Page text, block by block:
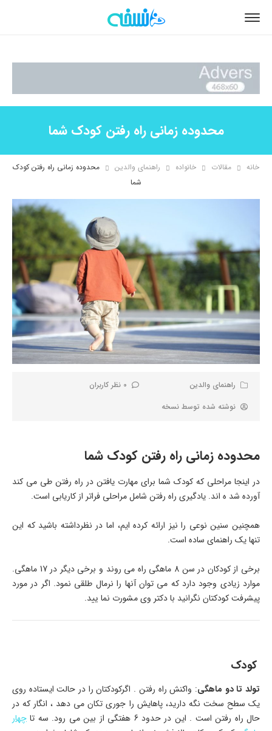
محدوده زمانی راه رفتن کودک شما
خانه مقالات خانواده راهنمای والدین
محدوده زمانی راه رفتن کودک
شما
راهنمای والدین
0 نظر کاربران
نوشته شده توسط نسخه
محدوده زمانی راه رفتن کودک شما
در اینجا مراحلی که کودک شما برای مهارت یافتن در راه رفتن طی می کند
آورده شد ه اند. یادگیری راه رفتن شامل مراحلی فراتر از کاریابی است.
همچنین سنین نوعی را نیز ارائه کرده ایم، اما در نظرداشته باشید که این
تنها یک راهنمای ساده است.
برخی از کودکان در سن 8 ماهگی راه می روند و برخی دیگر در 17 ماهگی.
موارد زیادی وجود دارد که می توان آنها را نرمال طلقی نمود. اگر در مورد
پیشرفت کودکتان نگرانید با دکتر وی مشورت نما یید.
کودک
تولد تا دو ماهگی: واکنش راه رفتن . اگرکودکتان را در حالت ایستاده روی
یک سطح سخت نگه دارید، پاهایش را جوری تکان می دهد ، انگار که در
حال راه رفتن است . این در حدود 6 هفتگی از بین می رود. سه تا
چهار